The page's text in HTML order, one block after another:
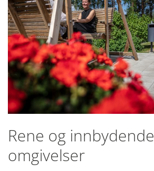
Rene og innbydende
omgivelser